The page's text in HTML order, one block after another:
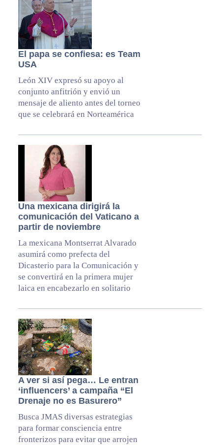
El papa se confiesa: es Team
USA
León XIV expresó su apoyo al
conjunto anfitrión y envió un
mensaje de aliento antes del torneo
que se celebrará en Norteamérica
Una mexicana dirigirá la
comunicación del Vaticano a
partir de noviembre
La mexicana Montserrat Alvarado
asumirá como prefecta del
Dicasterio para la Comunicación y
se convertirá en la primera mujer
laica en encabezarlo en solitario
A ver si así pega… Le entran
‘influencers’ a campaña “El
Drenaje no es Basurero”
Busca JMAS diversas estrategias
para formar consciencia entre
fronterizos para evitar que arrojen